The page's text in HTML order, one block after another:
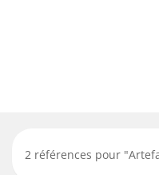
2 références pour "